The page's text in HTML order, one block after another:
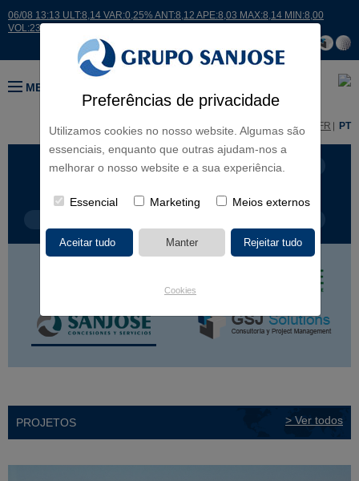
Preferências de privacidade
Utilizamos cookies no nosso website. Algumas são
essenciais, enquanto que outras ajudam-nos a
melhorar o nosso website e a sua experiência.
Essencial Marketing Meios externos
Cookies
06/08 13:13 ULT:8,14 VAR:0,25% ANT:8,12 APE:8,03 MAX:8,14 MIN:8,00
VOL:23719
MENU
EN FR PT
LINHAS DE NEGÓCIO CONTINENTES
PROJETOS > Ver todos